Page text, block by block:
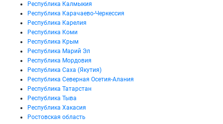
Республика Калмыкия
Республика Карачаево-Черкессия
Республика Карелия
Республика Коми
Республика Крым
Республика Марий Эл
Республика Мордовия
Республика Саха (Якутия)
Республика Северная Осетия-Алания
Республика Татарстан
Республика Тыва
Республика Хакасия
Ростовская область